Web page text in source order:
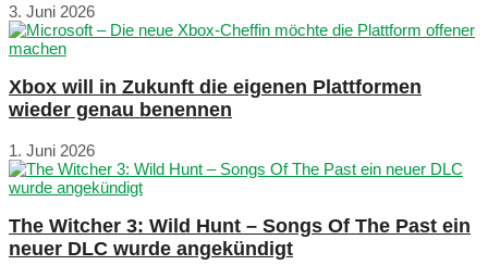
3. Juni 2026
Xbox will in Zukunft die eigenen Plattformen
wieder genau benennen
1. Juni 2026
The Witcher 3: Wild Hunt – Songs Of The Past ein
neuer DLC wurde angekündigt